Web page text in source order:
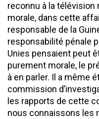
reconnu à la
morale, dans cette
responsable de la
responsabilité pénale
Unies pensaient peut
purement morale, le
à en parler. Il a même
commission
les rapports de cette
nous connaissons les